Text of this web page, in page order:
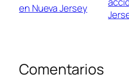
en Nueva Jersey
Comentarios